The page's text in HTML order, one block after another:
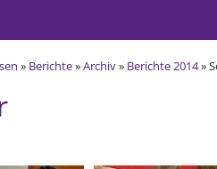
» Berichte»Archiv» Berichte 2014»